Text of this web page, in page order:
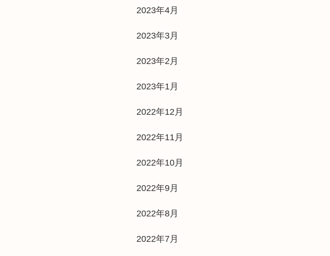
2023年4月
2023年3月
2023年2月
2023年1月
2022年12月
2022年11月
2022年10月
2022年9月
2022年8月
2022年7月